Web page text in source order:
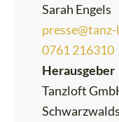
Sarah Engels
0761 216310
Herausgeber
Tanzloft